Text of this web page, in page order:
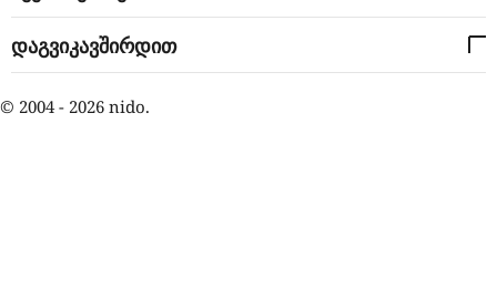
დაგვიკავშირდით
© 2004 - 2026 nido.